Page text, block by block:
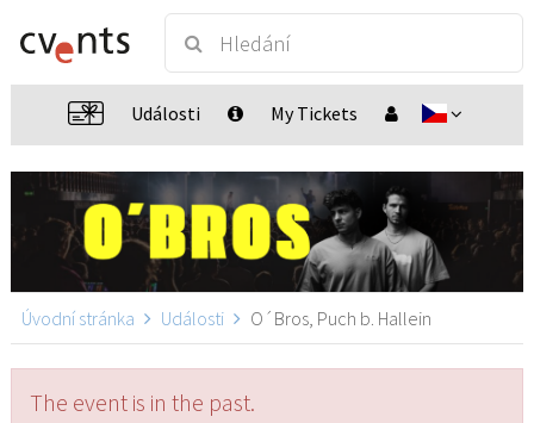
Události My Tickets
Úvodní stránka Události O´Bros, Puch b. Hallein
The event is in the past.